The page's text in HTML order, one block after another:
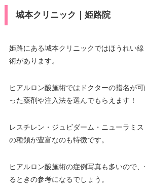
城本クリニック｜姫路院
姫路にある城本クリニックではほうれい
術があります。
ヒアルロン酸施術ではドクターの指名が
った薬剤や注入法を選んでもらえます！
レスチレン・ジュビダーム・ニューラミ
の種類が豊富なのも特徴です。
ヒアルロン酸施術の症例写真も多いので
るときの参考になるでしょう。